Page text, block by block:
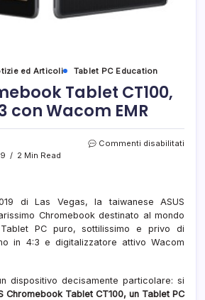
ed Articoli Tablet PC Education
Tablet CT100,
con Wacom EMR
2 Min Read
Commenti disabilitati
di Las Vegas, la taiwanese ASUS
Chromebook destinato al mondo
Tablet PC puro, sottilissimo e privo di
in 4:3 e digitalizzatore attivo Wacom
dispositivo decisamente particolare: si
Chromebook Tablet CT100, un Tablet PC